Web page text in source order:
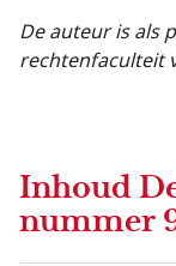
De auteur is als
rechtenfaculteit
Inhoud
nummer